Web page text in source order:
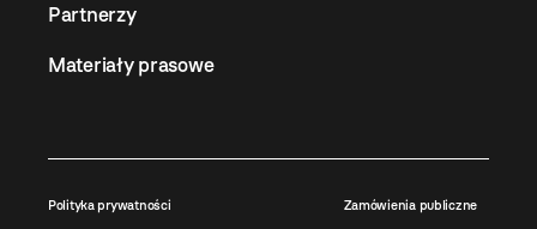
Partnerzy
Materiały prasowe
Polityka prywatności Zamówienia publiczne